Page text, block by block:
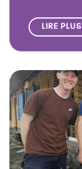
LIRE PLUS